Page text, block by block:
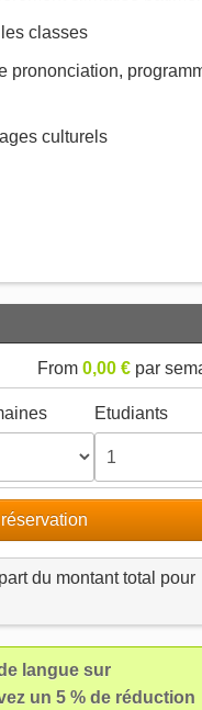
classes
prononciation,
culturels
From 0,00 € par
Etudiants
du montant total pour
langue sur
un 5 % de réduction